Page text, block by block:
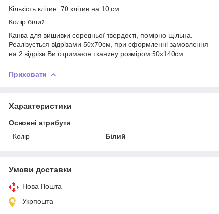
Кількість клітин: 70 клітин на 10 см
Колір білий
Канва для вишивки середньої твердості, помірно щільна.
Реалізується відрізами 50х70см, при оформленні замовлення
на 2 відрізи Ви отримаєте тканину розміром 50х140см
Приховати
Характеристики
Основні атрибути
Колір
Білий
Умови доставки
Нова Пошта
Укрпошта